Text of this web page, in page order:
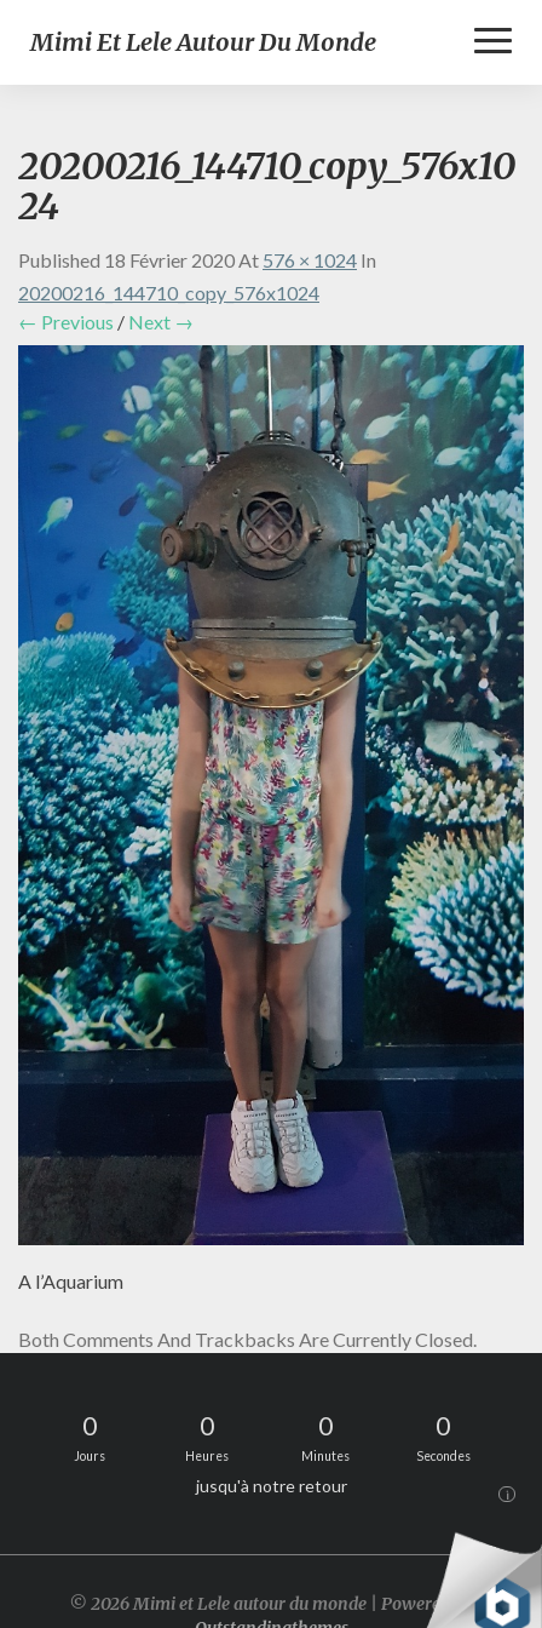
Mimi Et Lele Autour Du Monde
20200216_144710_copy_576x10
24
Published 18 Février 2020At 576 × 1024 In
20200216_144710_copy_576x1024
← Previous / Next →
A l’Aquarium
Both Comments And Trackbacks Are Currently Closed.
0
Jours
0
Heures
0
Minutes
0
Secondes
jusqu'à notre retour i
© 2026 Mimi et Lele autour du monde | Powered by